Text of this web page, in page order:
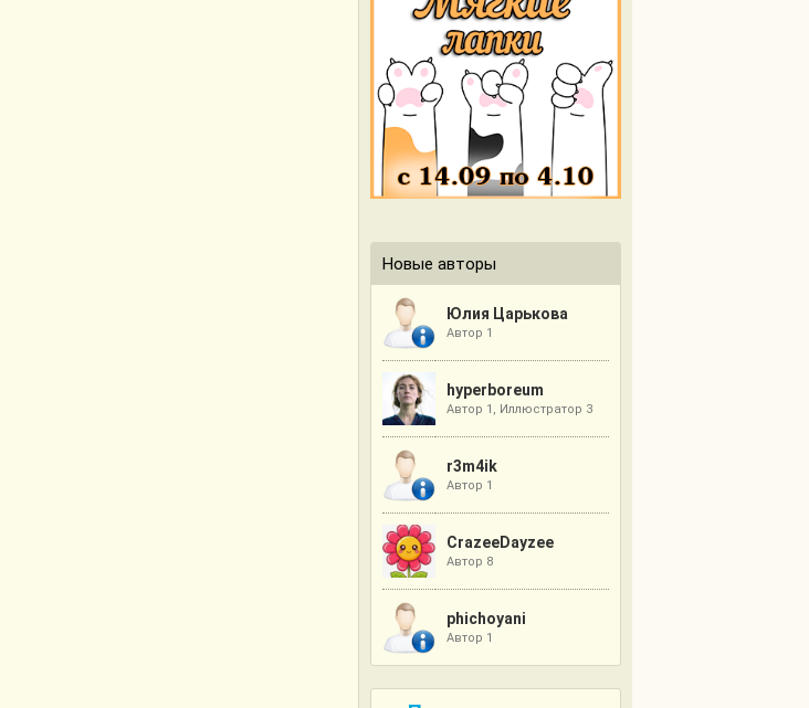
Новые авторы
Юлия Царькова
Автор 1
hyperboreum
Автор 1, Иллюстратор 3
r3m4ik
Автор 1
CrazeeDayzee
Автор 8
phichoyani
Автор 1